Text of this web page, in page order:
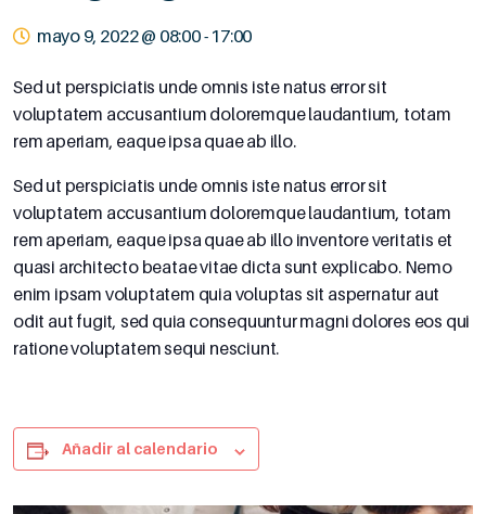
mayo 9, 2022 @ 08:00- 17:00
Sed ut perspiciatis unde omnis iste natus error sit
voluptatem accusantium doloremque laudantium, totam
rem aperiam, eaque ipsa quae ab illo.
Sed ut perspiciatis unde omnis iste natus error sit
voluptatem accusantium doloremque laudantium, totam
rem aperiam, eaque ipsa quae ab illo inventore veritatis et
quasi architecto beatae vitae dicta sunt explicabo. Nemo
enim ipsam voluptatem quia voluptas sit aspernatur aut
odit aut fugit, sed quia consequuntur magni dolores eos qui
ratione voluptatem sequi nesciunt.
Añadir al calendario